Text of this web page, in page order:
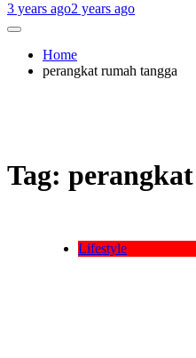
3 years ago2 years ago
Home
perangkat rumah tangga
Tag:
Lifestyle